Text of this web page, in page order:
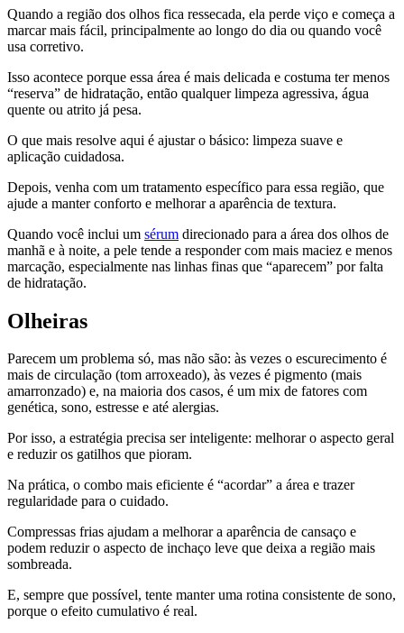
Quando a região dos olhos fica ressecada, ela perde viço e começa a
marcar mais fácil, principalmente ao longo do dia ou quando você
usa corretivo.
Isso acontece porque essa área é mais delicada e costuma ter menos
“reserva” de hidratação, então qualquer limpeza agressiva, água
quente ou atrito já pesa.
O que mais resolve aqui é ajustar o básico: limpeza suave e
aplicação cuidadosa.
Depois, venha com um tratamento específico para essa região, que
ajude a manter conforto e melhorar a aparência de textura.
Quando você inclui um sérum direcionado para a área dos olhos de
manhã e à noite, a pele tende a responder com mais maciez e menos
marcação, especialmente nas linhas finas que “aparecem” por falta
de hidratação.
Olheiras
Parecem um problema só, mas não são: às vezes o escurecimento é
mais de circulação (tom arroxeado), às vezes é pigmento (mais
amarronzado) e, na maioria dos casos, é um mix de fatores com
genética, sono, estresse e até alergias.
Por isso, a estratégia precisa ser inteligente: melhorar o aspecto geral
e reduzir os gatilhos que pioram.
Na prática, o combo mais eficiente é “acordar” a área e trazer
regularidade para o cuidado.
Compressas frias ajudam a melhorar a aparência de cansaço e
podem reduzir o aspecto de inchaço leve que deixa a região mais
sombreada.
E, sempre que possível, tente manter uma rotina consistente de sono,
porque o efeito cumulativo é real.